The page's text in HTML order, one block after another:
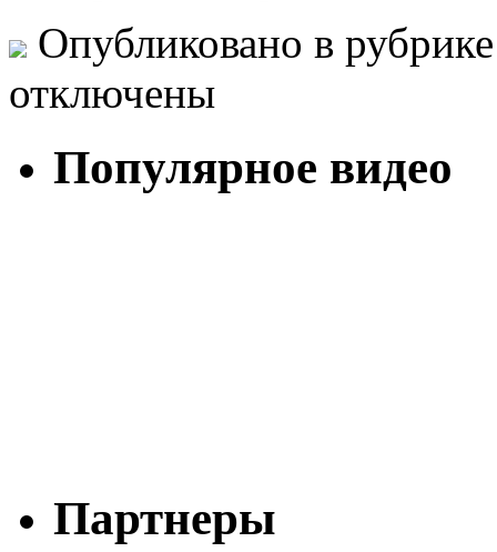
Опубликовано в
отключены
Популярное видео
Партнеры